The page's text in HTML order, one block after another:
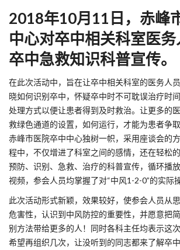
2018年10月11日，赤峰
中心对卒中相关科室医
卒中急救知识科普宣传。
在此次活动中，旨在让卒中相关科室的医务人
晓如何识别卒中，怀疑卒中时不可耽误治疗时
处理方式以便让患者得到及时救治。让更多的
救绿色通道的设置，如何运行，才能为患者争取
赤峰市医院卒中中心独树一帜，采用座谈会的
程中，不仅增进了科室之间的感情，还在轻松
预防、识别、急救、治疗的科普宣传，循环播
视频，参会人员均掌握了对“中风1-2-0”的实际
此次活动形式新颖，效果较好，使参会人员从
危害性，认识到中风防控的重要性，并愿意把
别方法带给更多的人！同时各科主任均表示这次
希望再组织几次，让没听到的同志都来了解卒中